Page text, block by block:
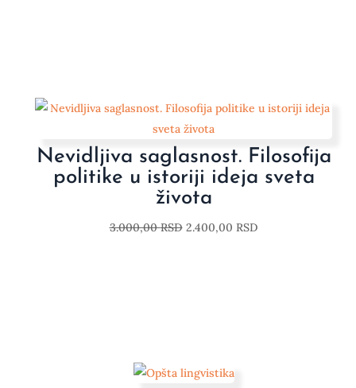
Nevidljiva saglasnost. Filosofija
politike u istoriji ideja sveta
života
3.000,00RSD 2.400,00 RSD